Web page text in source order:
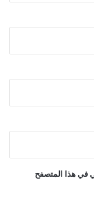
في هذا المتصفح